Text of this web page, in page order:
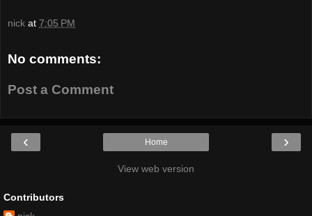
nick at 7:05 PM
No comments:
Post a Comment
‹ ›
Home
View web version
Contributors